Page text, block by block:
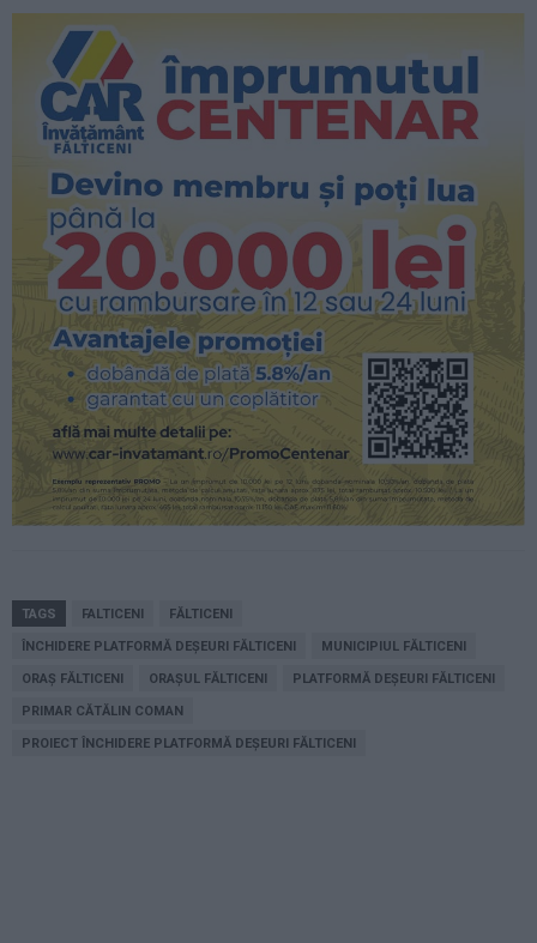
TAGS FALTICENI FĂLTICENI
ÎNCHIDERE PLATFORMĂ DEȘEURI FĂLTICENI MUNICIPIUL FĂLTICENI
ORAȘ FĂLTICENI ORAȘUL FĂLTICENI PLATFORMĂ DEȘEURI FĂLTICENI
PRIMAR CĂTĂLIN COMAN
PROIECT ÎNCHIDERE PLATFORMĂ DEȘEURI FĂLTICENI